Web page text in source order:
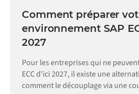
Comment préparer
environnement SAP
2027
Pour les entreprises qui ne
ECC d'ici 2027, il existe une
comment le découplage via une